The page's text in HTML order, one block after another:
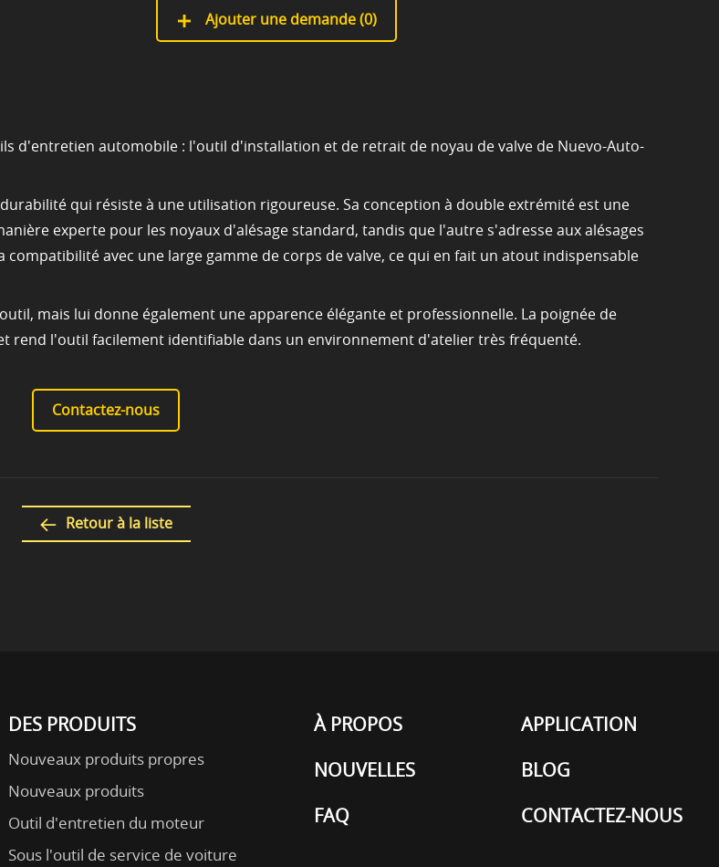
Ajouter une demande (0)
d'entretien automobile : l'outil d'installation et de retrait de noyau de valve de Nuevo-Auto-
qui résiste à une utilisation rigoureuse. Sa conception à double extrémité est une
experte pour les noyaux d'alésage standard, tandis que l'autre s'adresse aux alésages
avec une large gamme de corps de valve, ce qui en fait un atout indispensable
mais lui donne également une apparence élégante et professionnelle. La poignée de
rend l'outil facilement identifiable dans un environnement d'atelier très fréquenté.
Contactez-nous
Retour à la liste
DES PRODUITS
Nouveaux produits propres
Nouveaux produits
Outil d'entretien du moteur
Sous l'outil de service de voiture
À PROPOS
APPLICATION
NOUVELLES
BLOG
FAQ
CONTACTEZ-NOUS